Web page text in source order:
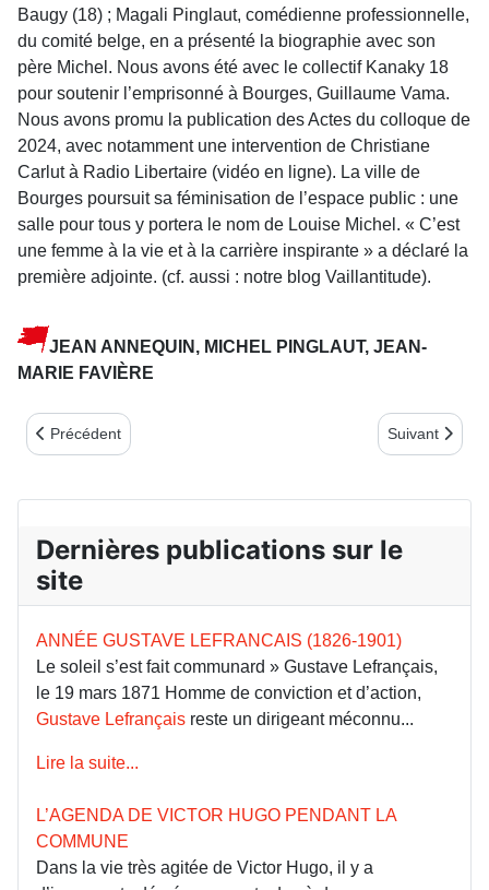
Baugy (18) ; Magali Pinglaut, comédienne professionnelle,
du comité belge, en a présenté la biographie avec son
père Michel. Nous avons été avec le collectif Kanaky 18
pour soutenir l’emprisonné à Bourges, Guillaume Vama.
Nous avons promu la publication des Actes du colloque de
2024, avec notamment une intervention de Christiane
Carlut à Radio Libertaire (vidéo en ligne). La ville de
Bourges poursuit sa féminisation de l’espace public : une
salle pour tous y portera le nom de Louise Michel. « C’est
une femme à la vie et à la carrière inspirante » a déclaré la
première adjointe. (cf. aussi : notre blog Vaillantitude).
JEAN ANNEQUIN, MICHEL PINGLAUT, JEAN-
MARIE FAVIÈRE
Article précédent : TROIS WEEK-ENDS DE NOVEMBRE À
Précédent Article suivant
Suivant
Dernières publications sur le
site
ANNÉE GUSTAVE LEFRANCAIS (1826-1901)
Le soleil s’est fait communard » Gustave Lefrançais,
le 19 mars 1871 Homme de conviction et d’action,
Gustave Lefrançais reste un dirigeant méconnu...
Lire la suite...
L’AGENDA DE VICTOR HUGO PENDANT LA
COMMUNE
Dans la vie très agitée de Victor Hugo, il y a